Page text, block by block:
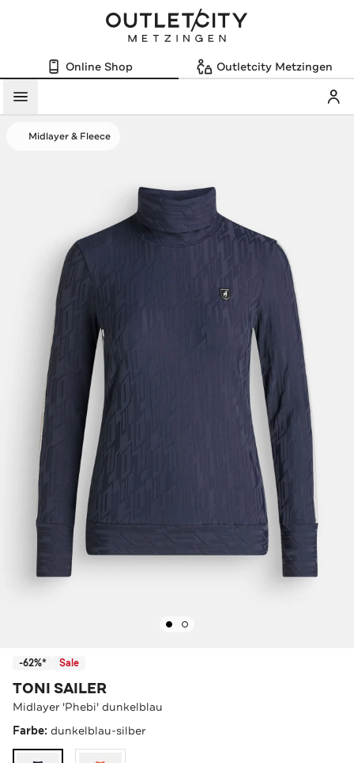
Online Shop Outletcity Metzingen
Menü
Midlayer & Fleece
-62%* Sale
TONI SAILER
Midlayer 'Phebi' dunkelblau
Farbe: dunkelblau-silber